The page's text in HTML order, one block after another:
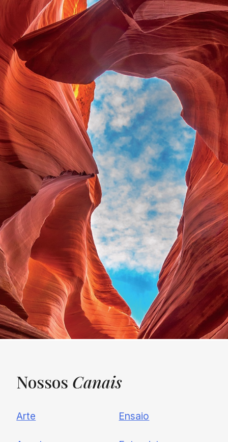
UNQUIET
Newsletter
Nossos Canais
Arte Ensaio